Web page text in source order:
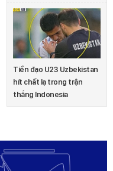
Tiền đạo U23 Uzbekistan
hít chất lạ trong trận
thắng Indonesia